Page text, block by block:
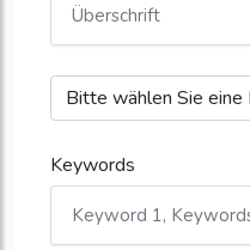
Keywords